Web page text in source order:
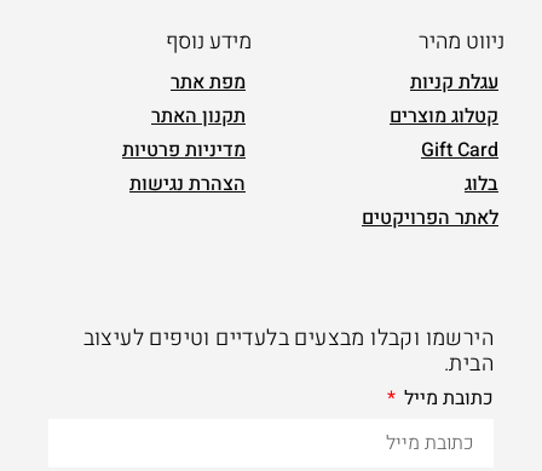
ניווט מהיר
עגלת קניות
קטלוג מוצרים
Gift Card
בלוג
לאתר הפרויקטים
מידע נוסף
מפת אתר
תקנון האתר
מדיניות פרטיות
הצהרת נגישות
הירשמו וקבלו מבצעים בלעדיים וטיפים לעיצוב
הבית.
כתובת מייל